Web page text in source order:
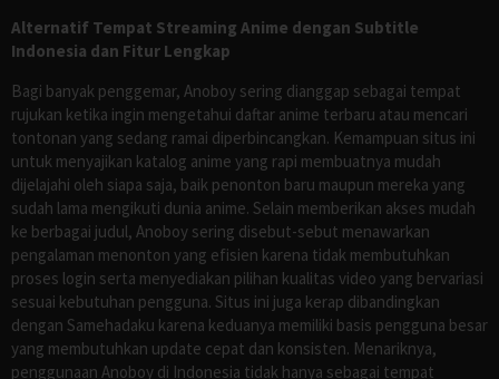
Alternatif Tempat Streaming Anime dengan Subtitle
Indonesia dan Fitur Lengkap
Bagi banyak penggemar, Anoboy sering dianggap sebagai tempat
rujukan ketika ingin mengetahui daftar anime terbaru atau mencari
tontonan yang sedang ramai diperbincangkan. Kemampuan situs ini
untuk menyajikan katalog anime yang rapi membuatnya mudah
dijelajahi oleh siapa saja, baik penonton baru maupun mereka yang
sudah lama mengikuti dunia anime. Selain memberikan akses mudah
ke berbagai judul, Anoboy sering disebut-sebut menawarkan
pengalaman menonton yang efisien karena tidak membutuhkan
proses login serta menyediakan pilihan kualitas video yang bervariasi
sesuai kebutuhan pengguna. Situs ini juga kerap dibandingkan
dengan Samehadaku karena keduanya memiliki basis pengguna besar
yang membutuhkan update cepat dan konsisten. Menariknya,
penggunaan Anoboy di Indonesia tidak hanya sebagai tempat